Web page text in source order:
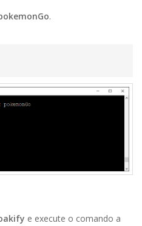
.
e execute o comando a